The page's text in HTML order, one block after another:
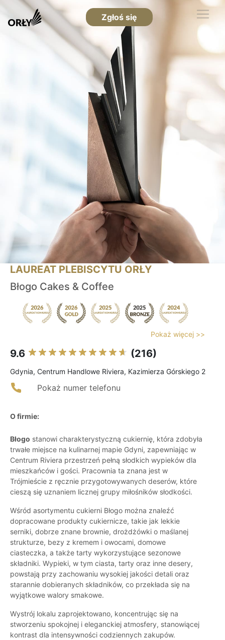
Zgłoś się
LAUREAT PLEBISCYTU ORŁY
Błogo Cakes & Coffee
Pokaż więcej >>
9.6 (216)
Gdynia, Centrum Handlowe Riviera, Kazimierza Górskiego 2
Pokaż numer telefonu
O firmie:
Błogo stanowi charakterystyczną cukiernię, która zdobyła
trwałe miejsce na kulinarnej mapie Gdyni, zapewniając w
Centrum Riviera przestrzeń pełną słodkich wypieków dla
mieszkańców i gości. Pracownia ta znana jest w
Trójmieście z ręcznie przygotowywanych deserów, które
cieszą się uznaniem licznej grupy miłośników słodkości.
Wśród asortymentu cukierni Błogo można znaleźć
dopracowane produkty cukiernicze, takie jak lekkie
serniki, dobrze znane brownie, drożdżówki o maślanej
strukturze, bezy z kremem i owocami, domowe
ciasteczka, a także tarty wykorzystujące sezonowe
składniki. Wypieki, w tym ciasta, tarty oraz inne desery,
powstają przy zachowaniu wysokiej jakości detali oraz
starannie dobieranych składników, co przekłada się na
wyjątkowe walory smakowe.
Wystrój lokalu zaprojektowano, koncentrując się na
stworzeniu spokojnej i eleganckiej atmosfery, stanowiącej
kontrast dla intensywności codziennych zakupów.